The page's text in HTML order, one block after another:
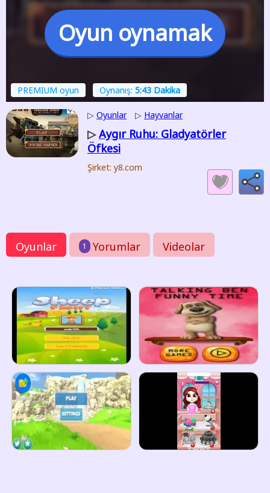
Oyun oynamak
PREMIUM oyun Oynanış: 5:43 Dakika
▷ Oyunlar ▷ Hayvanlar
▷Aygır Ruhu: Gladyatörler
Öfkesi
Şirket: y8.com
Oyunlar 1 Yorumlar Videolar